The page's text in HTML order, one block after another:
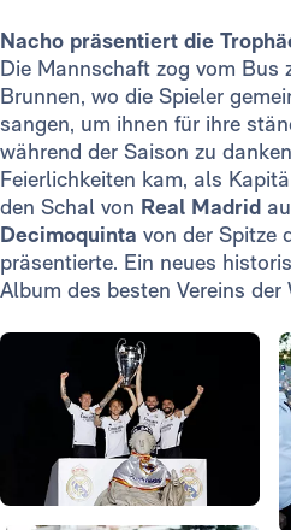
Nacho präsentiert die
Die Mannschaft zog vom Bus
Brunnen, wo die Spieler
sangen, um ihnen für ihre
während der Saison zu
Feierlichkeiten kam, als
den Schal von Real Madrid
Decimoquinta von der Spitze
präsentierte. Ein neues
Album des besten Vereins